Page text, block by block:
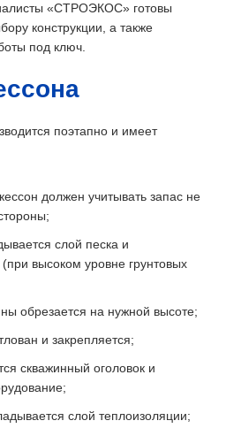
«СТРОЭКОС» готовы
конструкции, а также
под ключ.
поэтапно и имеет
должен учитывать запас не
слой песка и
высоком уровне грунтовых
обрезается на нужной высоте;
и закрепляется;
скважинный оголовок и
слой теплоизоляции;